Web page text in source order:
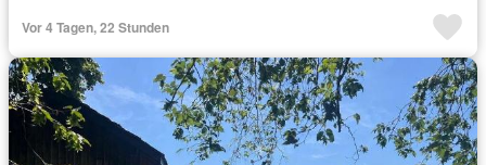
Vor 4 Tagen, 22 Stunden